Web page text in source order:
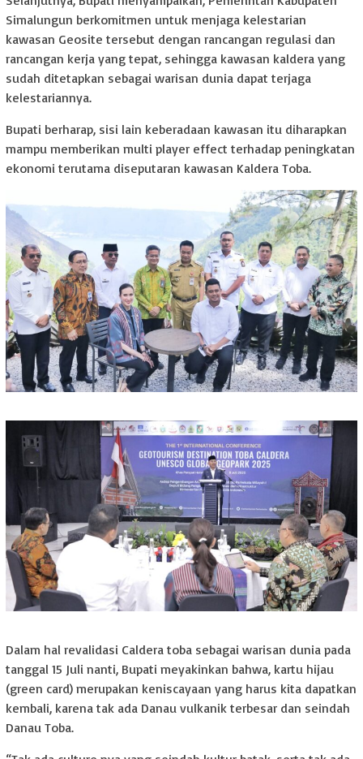
Simalungun berkomitmen untuk menjaga kelestarian
kawasan Geosite tersebut dengan rancangan regulasi dan
rancangan kerja yang tepat, sehingga kawasan kaldera yang
sudah ditetapkan sebagai warisan dunia dapat terjaga
kelestariannya.
Bupati berharap, sisi lain keberadaan kawasan itu diharapkan
mampu memberikan multi player effect terhadap peningkatan
ekonomi terutama diseputaran kawasan Kaldera Toba.
Dalam hal revalidasi Caldera toba sebagai warisan dunia pada
tanggal 15 Juli nanti, Bupati meyakinkan bahwa, kartu hijau
(green card) merupakan keniscayaan yang harus kita dapatkan
kembali, karena tak ada Danau vulkanik terbesar dan seindah
Danau Toba.